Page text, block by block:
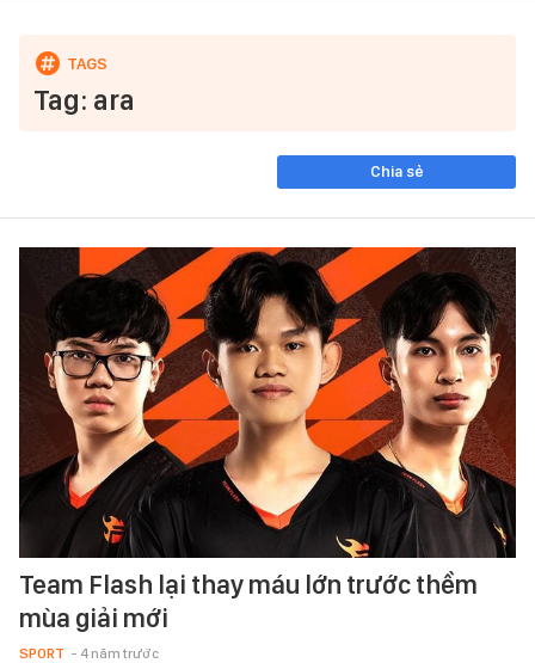
Tag: ara
Chia sẻ
Team Flash lại thay máu lớn trước thềm
mùa giải mới
SPORT - 4 năm trước